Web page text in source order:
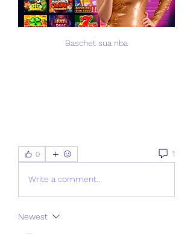
Baschet sua nba
0 1
Write a comment...
Newest